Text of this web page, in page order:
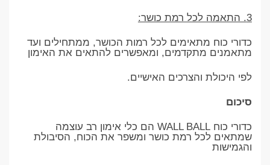
3. התאמה לכל רמת כושר:
כדורי כוח מתאימים לכל רמות הכושר, ממתחילים ועד
מתאמנים מתקדמים, ומאפשרים להתאים את האימון
לפי היכולת והצרכים האישיים.
סיכום
כדורי כוח WALL BALL הם כלי אימון רב עוצמה
שמתאים לכל רמת כושר ומשפר את הכוח, הסיבולת
והגמישות